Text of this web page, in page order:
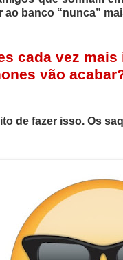
ao banco “nunca”
cada vez
vão
de fazer isso. Os